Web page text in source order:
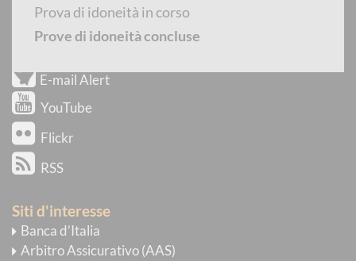
Prova di idoneità in corso
Prove di idoneità concluse
X
E-mail Alert
YouTube
Flickr
RSS
Siti d'interesse
Banca d’Italia
Arbitro Assicurativo (AAS)